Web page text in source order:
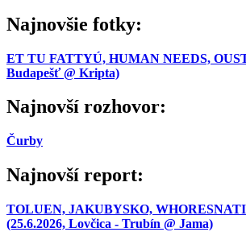
Najnovšie fotky:
ET TU FATTYÚ, HUMAN NEEDS,
Budapešť @ Kripta)
Najnovší rozhovor:
Čurby
Najnovší report:
TOLUEN, JAKUBYSKO,
(25.6.2026, Lovčica - Trubín @ Jama)